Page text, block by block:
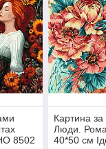
8502
Картина
Люди.
40*50 см